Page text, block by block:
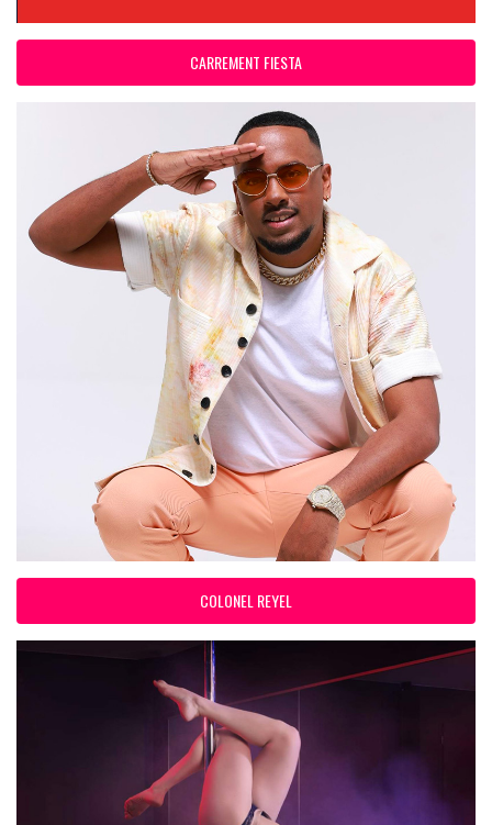
CARREMENT FIESTA
COLONEL REYEL